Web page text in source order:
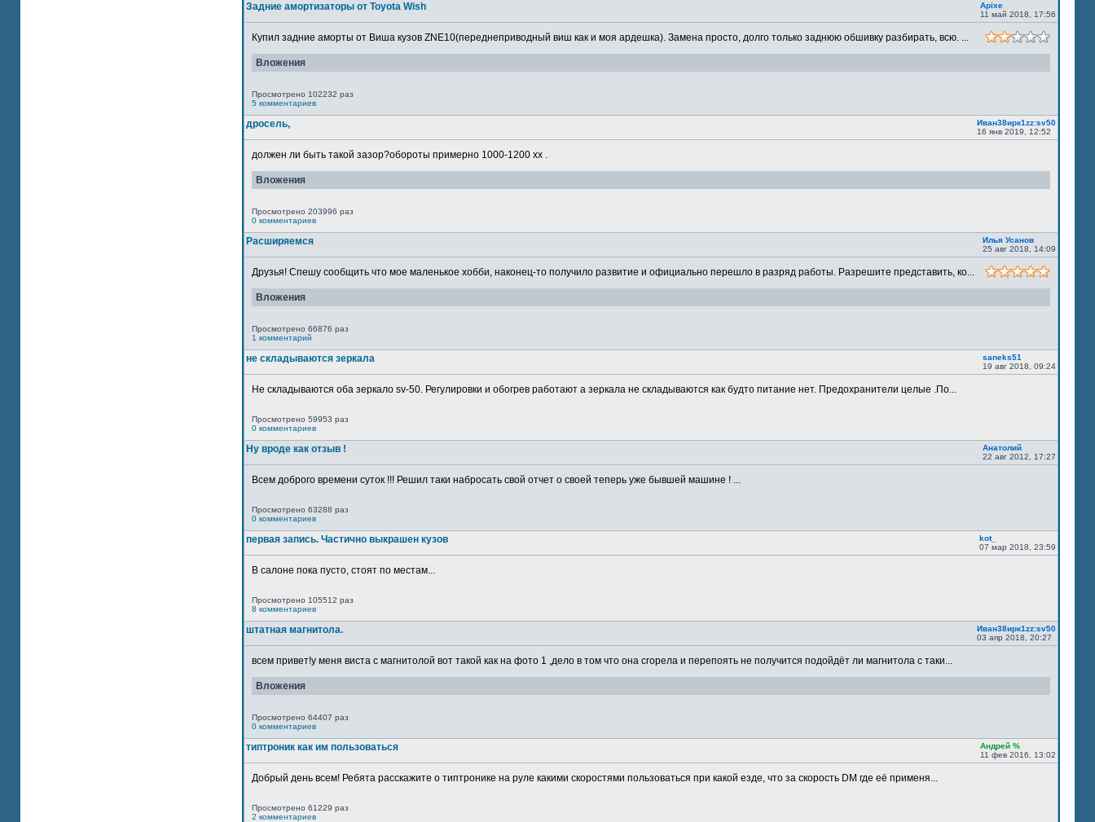
Задние амортизаторы от Toyota Wish
Apixe
11 май 2018, 17:56
Купил задние аморты от Виша кузов ZNE10(переднеприводный виш как и моя ардешка). Замена просто, долго только заднюю обшивку разбирать, всю. ...
Вложения
Просмотрено 102232 раз
5 комментариев
дросель,
Иван38ирк1zz:sv50
16 янв 2019, 12:52
должен ли быть такой зазор?обороты примерно 1000-1200 хх .
Вложения
Просмотрено 203996 раз
0 комментариев
Расширяемся
Илья Усанов
25 авг 2018, 14:09
Друзья! Спешу сообщить что мое маленькое хобби, наконец-то получило развитие и официально перешло в разряд работы. Разрешите представить, ко...
Вложения
Просмотрено 66876 раз
1 комментарий
не складываются зеркала
saneks51
19 авг 2018, 09:24
Не складываются оба зеркало sv-50. Регулировки и обогрев работают а зеркала не складываются как будто питание нет. Предохранители целые .По...
Просмотрено 59953 раз
0 комментариев
Ну вроде как отзыв !
Анатолий
22 авг 2012, 17:27
Всем доброго времени суток !!! Решил таки набросать свой отчет о своей теперь уже бывшей машине ! ...
Просмотрено 63288 раз
0 комментариев
первая запись. Частично выкрашен кузов
kot_
07 мар 2018, 23:59
В салоне пока пусто, стоят по местам...
Просмотрено 105512 раз
8 комментариев
штатная магнитола.
Иван38ирк1zz:sv50
03 апр 2018, 20:27
всем привет!у меня виста с магнитолой вот такой как на фото 1 ,дело в том что она сгорела и перепоять не получится подойдёт ли магнитола с таки...
Вложения
Просмотрено 64407 раз
0 комментариев
типтроник как им пользоваться
Андрей %
11 фев 2016, 13:02
Добрый день всем! Ребята расскажите о типтронике на руле какими скоростями пользоваться при какой езде, что за скорость DM где её применя...
Просмотрено 61229 раз
2 комментариев